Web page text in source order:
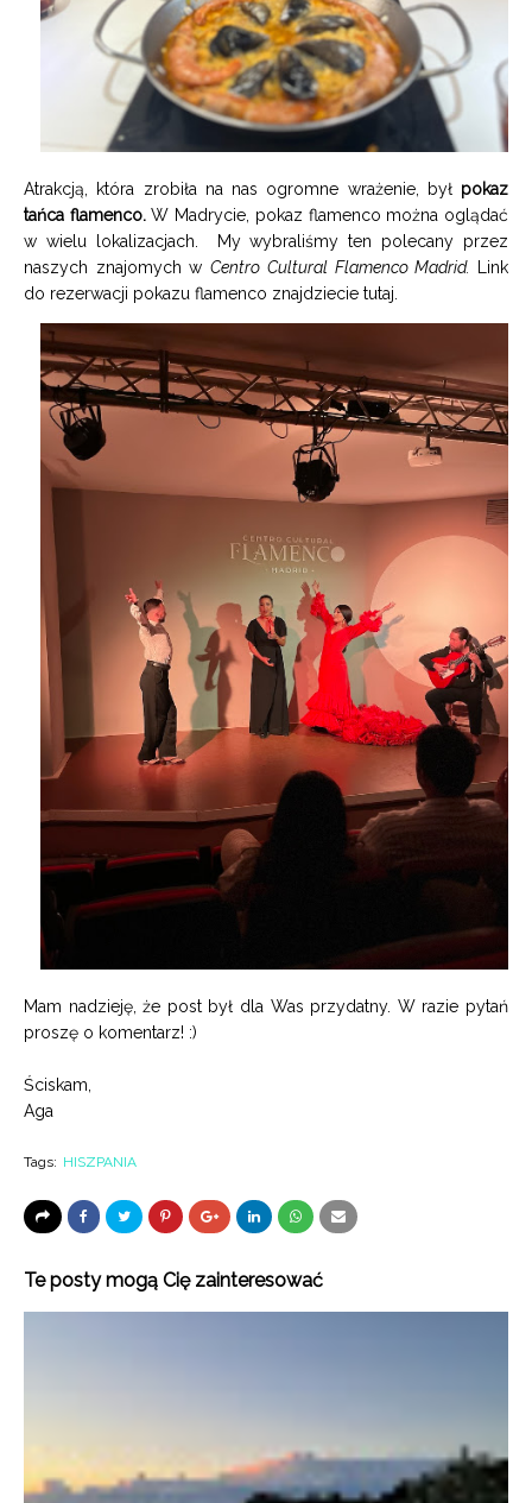
Atrakcją, która zrobiła na nas ogromne wrażenie, byłpokaz
tańca flamenco.W Madrycie, pokaz flamenco można oglądać
w wielu lokalizacjach. My wybraliśmy ten polecany przez
naszych znajomych wCentro Cultural Flamenco Madrid.
Link
do rezerwacji pokazu flamenco znajdziecie tutaj.
Mam nadzieję, że post był dla Was przydatny. W razie pytań
proszę o komentarz! :)
Ściskam,
Aga
Tags: HISZPANIA
Te posty mogą Cię zainteresować